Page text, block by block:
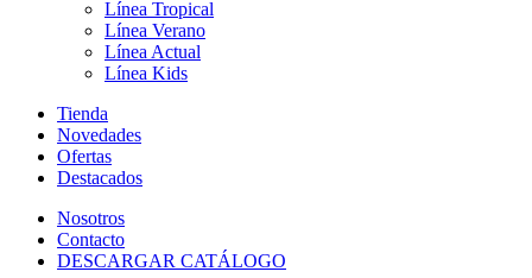
Línea Tropical
Línea Verano
Línea Actual
Línea Kids
Tienda
Novedades
Ofertas
Destacados
Nosotros
Contacto
DESCARGAR CATÁLOGO